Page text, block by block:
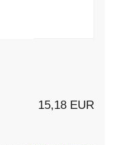
15,18 EUR